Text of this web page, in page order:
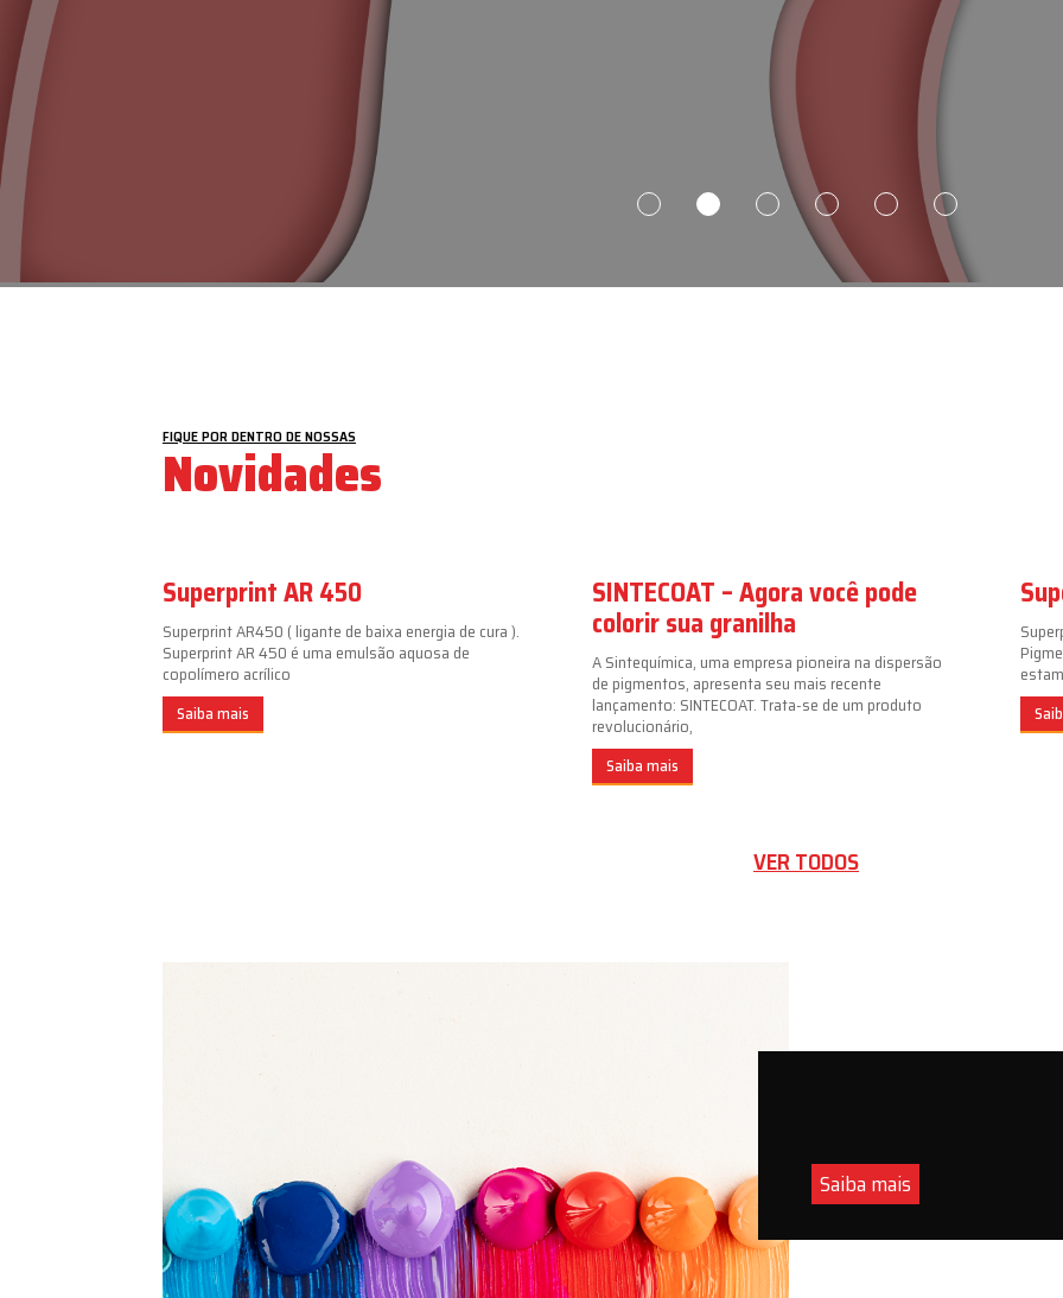
FIQUE POR DENTRO DE NOSSAS
Novidades
Superprint AR 450
Superprint AR450 ( ligante de baixa energia de cura ).
Superprint AR 450 é uma emulsão aquosa de
copolímero acrílico
Saiba mais
SINTECOAT – Agora você pode
colorir sua granilha
A Sintequímica, uma empresa pioneira na dispersão
de pigmentos, apresenta seu mais recente
lançamento: SINTECOAT. Trata-se de um produto
revolucionário,
Saiba mais
VER TODOS
Saiba mais